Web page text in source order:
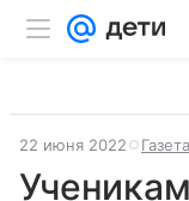
22 июня 2022